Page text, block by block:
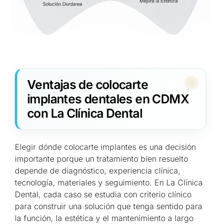
Ventajas de colocarte
implantes dentales en CDMX
con La Clínica Dental
Elegir dónde colocarte implantes es una decisión
importante porque un tratamiento bien resuelto
depende de diagnóstico, experiencia clínica,
tecnología, materiales y seguimiento. En La Clínica
Dental, cada caso se estudia con criterio clínico
para construir una solución que tenga sentido para
la función, la estética y el mantenimiento a largo